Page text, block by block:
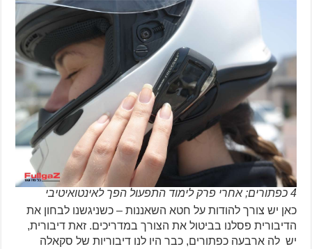
4 כפתורים; אחרי פרק לימוד התפעול הפך לאינטואיטיבי
כאן יש צורך להודות על חטא השאננות – כשניגשנו לבחון את
הדיבורית פסלנו בביטול את הצורך במדריכים. זאת דיבורית,
יש לה ארבעה כפתורים, כבר היו לנו דיבוריות של סקאלה